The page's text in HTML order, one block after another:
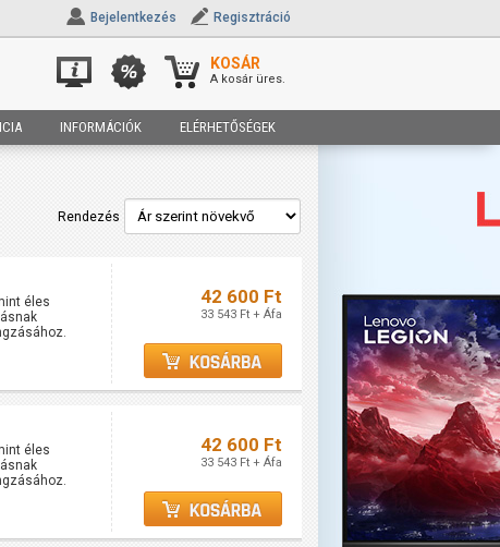
Bejelentkezés Regisztráció
KOSÁR
A kosár üres.
INFORMÁCIÓK ELÉRHETŐSÉGEK
Rendezés
éles
42 600 Ft
33 543 Ft + Áfa
éles
42 600 Ft
33 543 Ft + Áfa